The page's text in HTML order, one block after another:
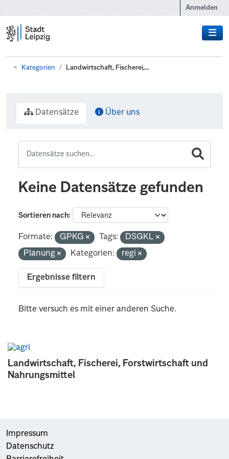
Anmelden
Kategorien Landwirtschaft, Fischerei,...
Landwirtschaft, Fischerei, Forstwirtschaft und
Nahrungsmittel
Datensätze Über uns
Keine Datensätze gefunden
Sortieren nach
Formate: GPKG Tags:
DSGKL
Planung
Kategorien: regi
Ergebnisse filtern
Bitte versuch es mit einer anderen Suche.
Impressum
Datenschutz